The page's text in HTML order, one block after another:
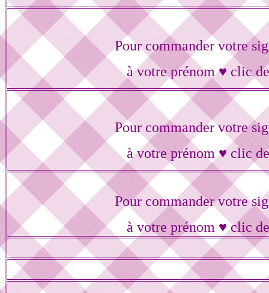
Pour commander votre
à votre prénom ♥ clic
Pour commander votre
à votre prénom ♥ clic
Pour commander votre
à votre prénom ♥ clic